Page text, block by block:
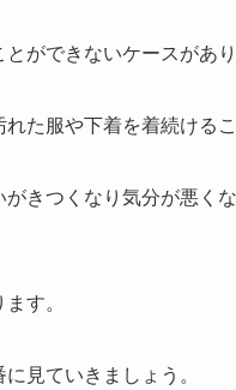
ができないケースがあり
た服や下着を着続ける
きつくなり気分が悪く
す。
見ていきましょう。